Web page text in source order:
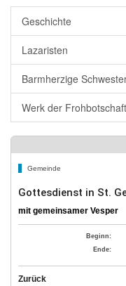
Geschichte
Lazaristen
Barmherzige
Werk der
Gemeinde
Gottesdienst in St.
mit gemeinsamer Vesper
Beginn:
Ende:
Zurück